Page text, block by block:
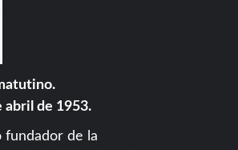
abril de 1953.
fundador de la